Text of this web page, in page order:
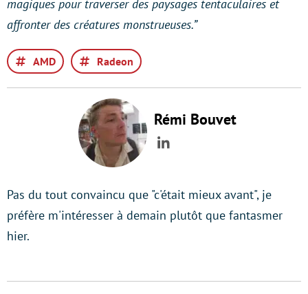
magiques pour traverser des paysages tentaculaires et
affronter des créatures monstrueuses.”
AMD Radeon
Rémi Bouvet
LinkedIn
Pas du tout convaincu que "c'était mieux avant", je
préfère m'intéresser à demain plutôt que fantasmer
hier.